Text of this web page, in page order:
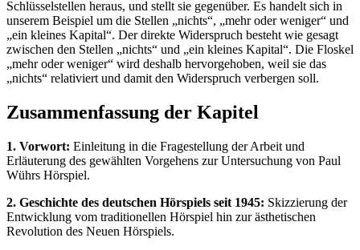
Schlüsselstellen heraus, und stellt sie gegenüber. Es handelt sich in
unserem Beispiel um die Stellen „nichts“, „mehr oder weniger“ und
„ein kleines Kapital“. Der direkte Widerspruch besteht wie gesagt
zwischen den Stellen „nichts“ und „ein kleines Kapital“. Die Floskel
„mehr oder weniger“ wird deshalb hervorgehoben, weil sie das
„nichts“ relativiert und damit den Widerspruch verbergen soll.
Zusammenfassung der Kapitel
1. Vorwort: Einleitung in die Fragestellung der Arbeit und
Erläuterung des gewählten Vorgehens zur Untersuchung von Paul
Wührs Hörspiel.
2. Geschichte des deutschen Hörspiels seit 1945: Skizzierung der
Entwicklung vom traditionellen Hörspiel hin zur ästhetischen
Revolution des Neuen Hörspiels.